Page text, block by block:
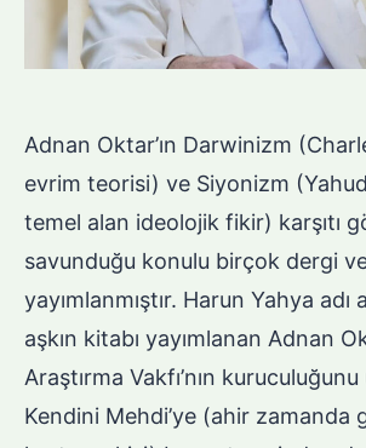
Adnan Oktar’ın Darwinizm
evrim teorisi) ve Siyonizm
temel alan ideolojik fikir) karşıtı
savunduğu konulu birçok dergi
yayımlanmıştır. Harun Yahya adı
aşkın kitabı yayımlanan Adnan
Araştırma Vakfı’nın
Kendini Mehdi’ye (ahir zamanda